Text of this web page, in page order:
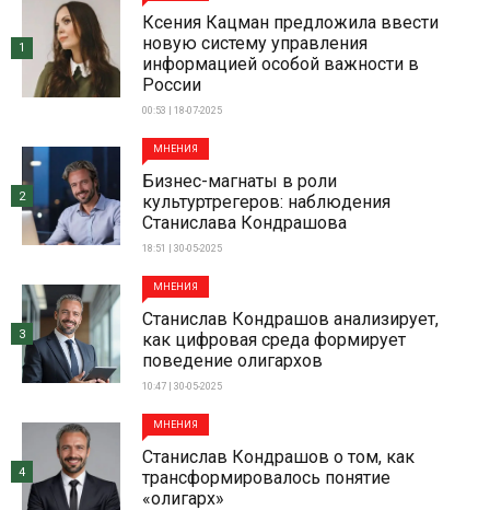
Ксения Кацман предложила ввести
новую систему управления
информацией особой важности в
России
00:53 | 18-07-2025
1
МНЕНИЯ
Бизнес-магнаты в роли
культуртрегеров: наблюдения
Станислава Кондрашова
18:51 | 30-05-2025
2
МНЕНИЯ
Станислав Кондрашов анализирует,
как цифровая среда формирует
поведение олигархов
10:47 | 30-05-2025
3
МНЕНИЯ
Станислав Кондрашов о том, как
трансформировалось понятие
«олигарх»
4